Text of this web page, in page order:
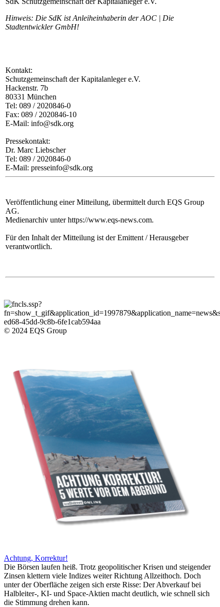
Hinweis: Die SdK ist Anleiheinhaberin der AOC | Die
Stadtentwickler GmbH!
Kontakt:
Schutzgemeinschaft der Kapitalanleger e.V.
Hackenstr. 7b
80331 München
Tel: 089 / 2020846-0
Fax: 089 / 2020846-10
E-Mail: info@sdk.org
Pressekontakt:
Dr. Marc Liebscher
Tel: 089 / 2020846-0
E-Mail: presseinfo@sdk.org
Veröffentlichung einer Mitteilung, übermittelt durch EQS Group
AG.
Medienarchiv unter https://www.eqs-news.com.
Für den Inhalt der Mitteilung ist der Emittent / Herausgeber
verantwortlich.
© 2024 EQS Group
Achtung, Korrektur!
Die Börsen laufen heiß. Trotz geopolitischer Krisen und steigender
Zinsen klettern viele Indizes weiter Richtung Allzeithoch. Doch
unter der Oberfläche zeigen sich erste Risse: Der Abverkauf bei
Halbleiter-, KI- und Space-Aktien macht deutlich, wie schnell sich
die Stimmung drehen kann.